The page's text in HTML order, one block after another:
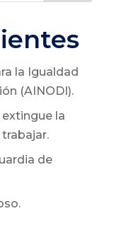
la Igualdad
(AINODI).
la
de